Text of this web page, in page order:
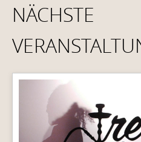
NÄCHSTE